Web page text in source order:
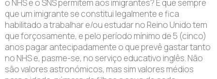
o NHS e o SNS permitem aos imigrantes? É que sempre
que um imigrante se constitui legalmente e fica
habilitado a trabalhar e/ou estudar no Reino Unido tem
que forçosamente, e pelo período mínimo de 5 (cinco)
anos pagar antecipadamente o que prevê gastar tanto
no NHS e, pasme-se, no serviço educativo inglês. Não
são valores astronómicos, mas sim valores médios